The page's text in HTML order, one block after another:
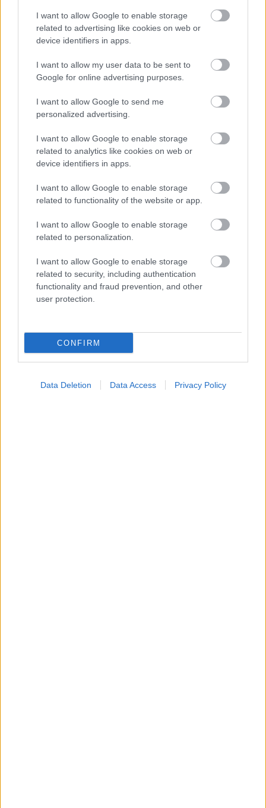
I want to allow Google to enable storage
related to advertising like cookies on web or
device identifiers in apps.
I want to allow my user data to be sent to
Google for online advertising purposes.
I want to allow Google to send me
personalized advertising.
I want to allow Google to enable storage
related to analytics like cookies on web or
device identifiers in apps.
I want to allow Google to enable storage
related to functionality of the website or app.
I want to allow Google to enable storage
related to personalization.
I want to allow Google to enable storage
related to security, including authentication
functionality and fraud prevention, and other
user protection.
CONFIRM
Data Deletion Data Access Privacy Policy
ΜΠΕΙΤΕ ΣΤΗ ΣΥΖΗΤΗΣΗ
Loading...
Προσθήκη Σχολίου